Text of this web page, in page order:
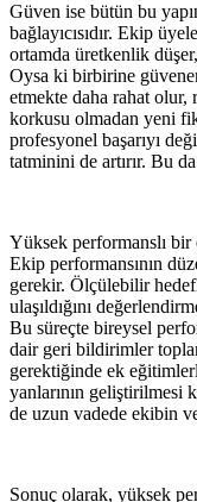
Güven ise bütün bu
bağlayıcısıdır. Ekip
ortamda üretkenlik
Oysa ki birbirine
etmekte daha rahat olur,
korkusu olmadan yeni
profesyonel başarıyı
tatminini de artırır. Bu
Yüksek performanslı
Ekip performansının
gerekir. Ölçülebilir
ulaşıldığını
Bu süreçte bireysel
dair geri bildirimler
gerektiğinde ek
yanlarının geliştirilmesi
de uzun vadede ekibin
Sonuç olarak, yüksek